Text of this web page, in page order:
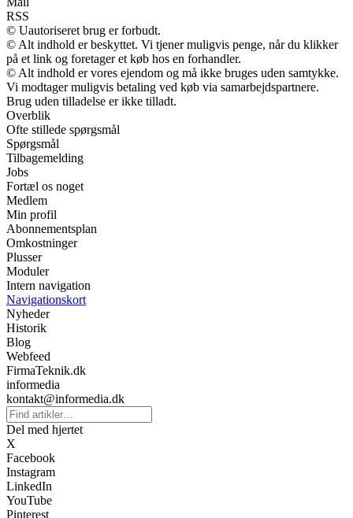
RSS
© Uautoriseret brug er forbudt.
© Alt indhold er beskyttet. Vi tjener muligvis penge, når du klikker
på et link og foretager et køb hos en forhandler.
© Alt indhold er vores ejendom og må ikke bruges uden samtykke.
Vi modtager muligvis betaling ved køb via samarbejdspartnere.
Brug uden tilladelse er ikke tilladt.
Overblik
Ofte stillede spørgsmål
Spørgsmål
Tilbagemelding
Jobs
Fortæl os noget
Medlem
Min profil
Abonnementsplan
Omkostninger
Plusser
Moduler
Intern navigation
Navigationskort
Nyheder
Historik
Blog
Webfeed
FirmaTeknik.dk
informedia
kontakt@informedia.dk
Del med hjertet
X
Facebook
Instagram
LinkedIn
YouTube
Pinterest